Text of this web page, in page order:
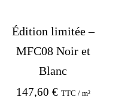
Édition limitée –
MFC08 Noir et
Blanc
147,60 € TTC / m²